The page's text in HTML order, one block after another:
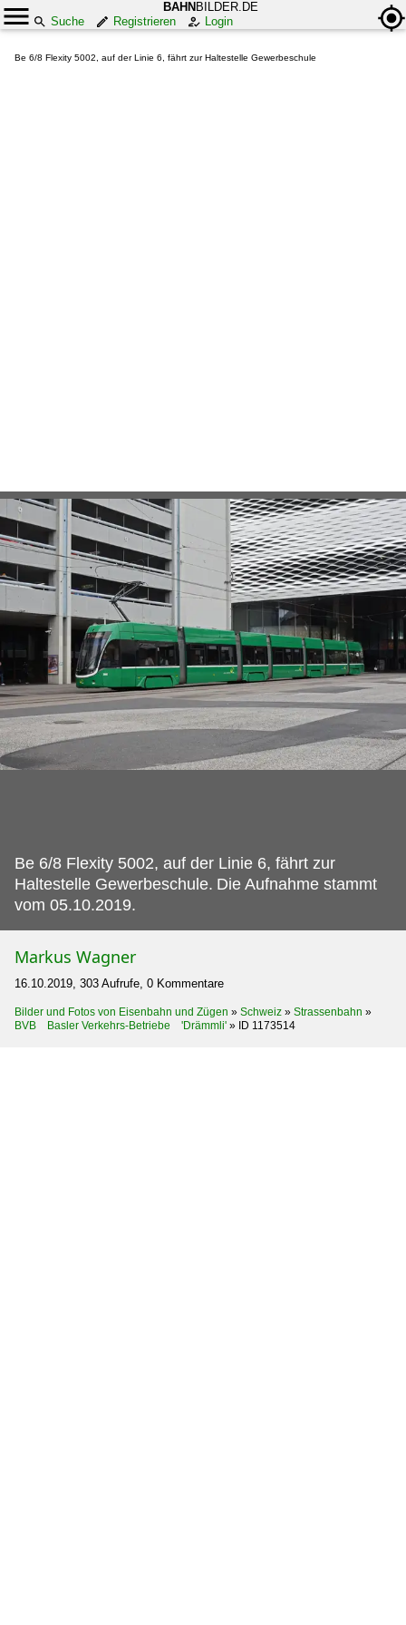
BAHN BILDER.DE
Suche
Registrieren Login
Be 6/8 Flexity 5002, auf der Linie 6, fährt zur Haltestelle Gewerbeschule
Be 6/8 Flexity 5002, auf der Linie 6, fährt zur
Haltestelle Gewerbeschule. Die Aufnahme stammt
vom 05.10.2019.
Markus Wagner
16.10.2019, 303 Aufrufe, 0 Kommentare
Bilder und Fotos von Eisenbahn und Zügen » Schweiz » Strassenbahn »
BVB Basler Verkehrs-Betriebe 'Drämmli' » ID 1173514